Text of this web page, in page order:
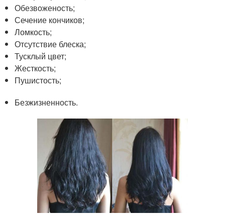
Обезвоженость;
Сечение кончиков;
Ломкость;
Отсутствие блеска;
Тусклый цвет;
Жесткость;
Пушистость;
Безжизненность.